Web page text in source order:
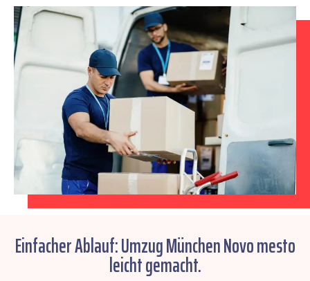
Einfacher Ablauf: Umzug München Novo mesto
leicht gemacht.